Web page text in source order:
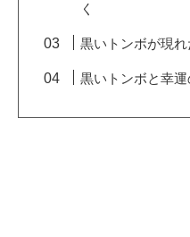
く
黒いトンボが現
黒いトンボと幸